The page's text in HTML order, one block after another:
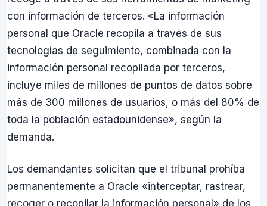
con información de terceros. «La información
personal que Oracle recopila a través de sus
tecnologías de seguimiento, combinada con la
información personal recopilada por terceros,
incluye miles de millones de puntos de datos sobre
más de 300 millones de usuarios, o más del 80% de
toda la población estadounidense», según la
demanda.
Los demandantes solicitan que el tribunal prohíba
permanentemente a Oracle «interceptar, rastrear,
recoger o recopilar la información personal» de los